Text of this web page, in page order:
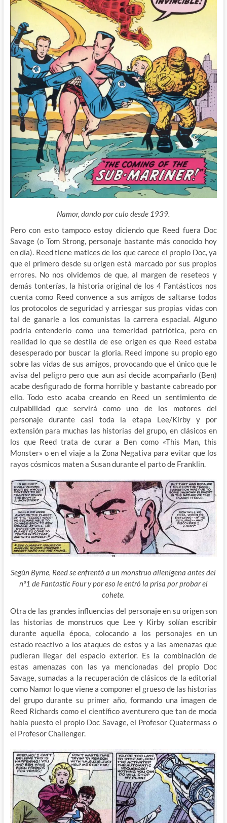
Namor, dando por culo desde 1939.
Pero con esto tampoco estoy diciendo que Reed fuera Doc
Savage (o Tom Strong, personaje bastante más conocido hoy
en día). Reed tiene matices de los que carece el propio Doc, ya
que el primero desde su origen está marcado por sus propios
errores. No nos olvidemos de que, al margen de reseteos y
demás tonterías, la historia original de los 4 Fantásticos nos
cuenta como Reed convence a sus amigos de saltarse todos
los protocolos de seguridad y arriesgar sus propias vidas con
tal de ganarle a los comunistas la carrera espacial. Alguno
podría entenderlo como una temeridad patriótica, pero en
realidad lo que se destila de ese origen es que Reed estaba
desesperado por buscar la gloria. Reed impone su propio ego
sobre las vidas de sus amigos, provocando que el único que le
avisa del peligro pero que aun así decide acompañarlo (Ben)
acabe desfigurado de forma horrible y bastante cabreado por
ello. Todo esto acaba creando en Reed un sentimiento de
culpabilidad que servirá como uno de los motores del
personaje durante casi toda la etapa Lee/Kirby y por
extensión para muchas las historias del grupo, en clásicos en
los que Reed trata de curar a Ben como «This Man, this
Monster» o en el viaje a la Zona Negativa para evitar que los
rayos cósmicos maten a Susan durante el parto de Franklin.
Según Byrne, Reed se enfrentó a un monstruo alienígena antes del
nº1 de Fantastic Four y por eso le entró la prisa por probar el
cohete.
Otra de las grandes influencias del personaje en su origen son
las historias de monstruos que Lee y Kirby solían escribir
durante aquella época, colocando a los personajes en un
estado reactivo a los ataques de estos y a las amenazas que
pudieran llegar del espacio exterior. Es la combinación de
estas amenazas con las ya mencionadas del propio Doc
Savage, sumadas a la recuperación de clásicos de la editorial
como Namor lo que viene a componer el grueso de las historias
del grupo durante su primer año, formando una imagen de
Reed Richards como el científico aventurero que tan de moda
había puesto el propio Doc Savage, el Profesor Quatermass o
el Profesor Challenger.